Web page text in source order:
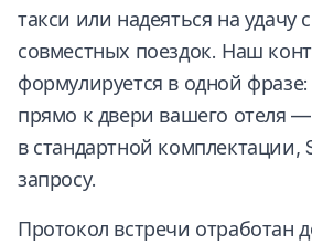
такси или надеяться на удачу
совместных поездок. Наш
формулируется в одной
прямо к двери вашего отеля
в стандартной комплектации,
запросу.
Протокол встречи отработан